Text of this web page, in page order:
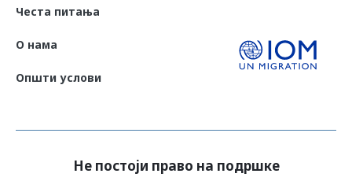
Честа питања
О нама
Општи услови
Не постоји право на подршке